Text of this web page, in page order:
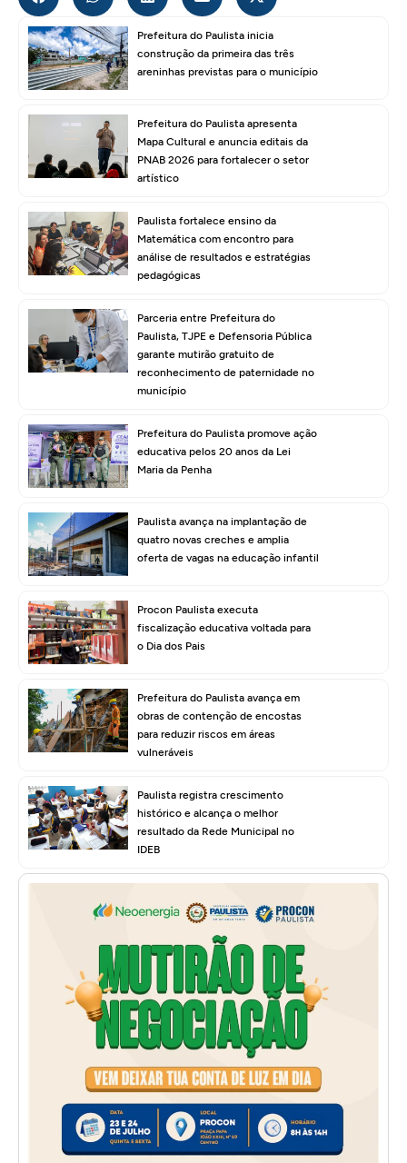
Prefeitura do Paulista inicia
construção da primeira das três
areninhas previstas para o município
Prefeitura do Paulista apresenta
Mapa Cultural e anuncia editais da
PNAB 2026 para fortalecer o setor
artístico
Paulista fortalece ensino da
Matemática com encontro para
análise de resultados e estratégias
pedagógicas
Parceria entre Prefeitura do
Paulista, TJPE e Defensoria Pública
garante mutirão gratuito de
reconhecimento de paternidade no
município
Prefeitura do Paulista promove ação
educativa pelos 20 anos da Lei
Maria da Penha
Paulista avança na implantação de
quatro novas creches e amplia
oferta de vagas na educação infantil
Procon Paulista executa
fiscalização educativa voltada para
o Dia dos Pais
Prefeitura do Paulista avança em
obras de contenção de encostas
para reduzir riscos em áreas
vulneráveis
Paulista registra crescimento
histórico e alcança o melhor
resultado da Rede Municipal no
IDEB